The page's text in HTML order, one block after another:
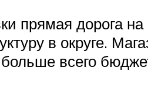
прямая дорога
в округе.
всего